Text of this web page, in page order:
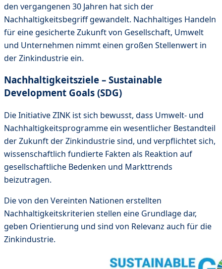
den vergangenen 30 Jahren hat sich der
Nachhaltigkeitsbegriff gewandelt. Nachhaltiges Handeln
für eine gesicherte Zukunft von Gesellschaft, Umwelt
und Unternehmen nimmt einen großen Stellenwert in
der Zinkindustrie ein.
Nachhaltigkeitsziele – Sustainable
Development Goals (SDG)
Die Initiative ZINK ist sich bewusst, dass Umwelt- und
Nachhaltigkeitsprogramme ein wesentlicher Bestandteil
der Zukunft der Zinkindustrie sind, und verpflichtet sich,
wissenschaftlich fundierte Fakten als Reaktion auf
gesellschaftliche Bedenken und Markttrends
beizutragen.
Die von den Vereinten Nationen erstellten
Nachhaltigkeitskriterien stellen eine Grundlage dar,
geben Orientierung und sind von Relevanz auch für die
Zinkindustrie.